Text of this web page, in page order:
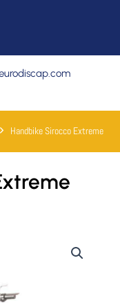
Handbike Sirocco Extreme